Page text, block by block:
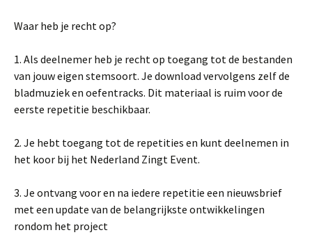
Waar heb je recht op?
1. Als deelnemer heb je recht op toegang tot de bestanden
van jouw eigen stemsoort. Je download vervolgens zelf de
bladmuziek en oefentracks. Dit materiaal is ruim voor de
eerste repetitie beschikbaar.
2. Je hebt toegang tot de repetities en kunt deelnemen in
het koor bij het Nederland Zingt Event.
3. Je ontvang voor en na iedere repetitie een nieuwsbrief
met een update van de belangrijkste ontwikkelingen
rondom het project